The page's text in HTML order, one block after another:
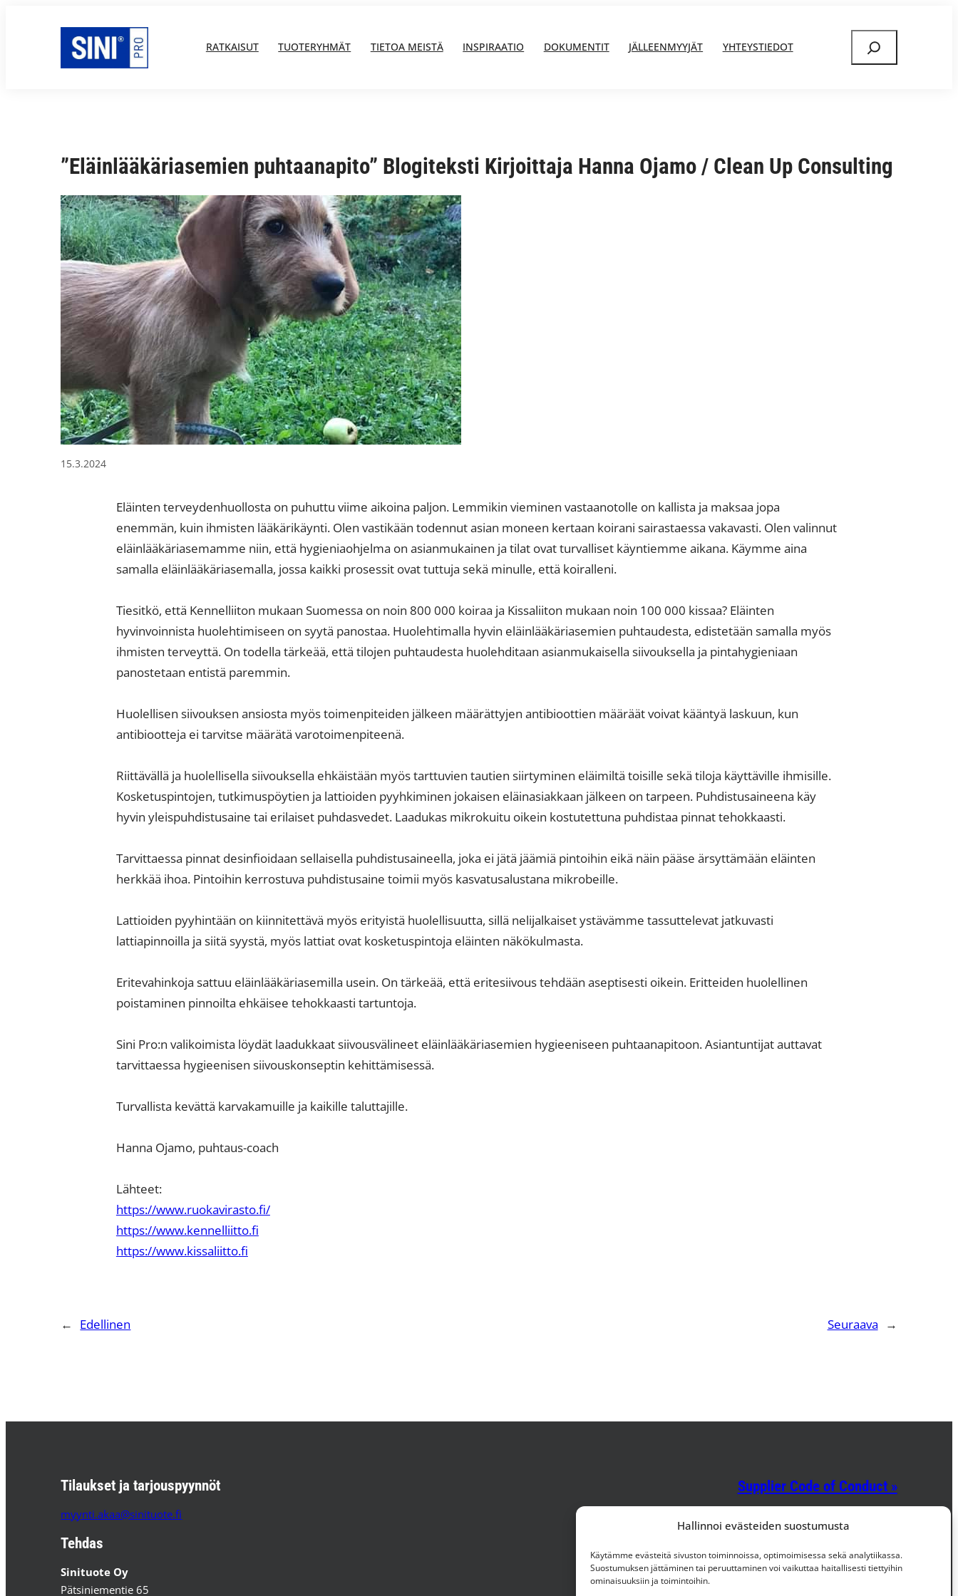
Hallinnoi evästeiden suostumusta
Käytämme evästeitä sivuston toiminnoissa, optimoimisessa sekä analytiikassa.
Suostumuksen jättäminen tai peruuttaminen voi vaikuttaa haitallisesti tiettyihin
ominaisuuksiin ja toimintoihin.
RATKAISUT TUOTERYHMÄT TIETOA MEISTÄ INSPIRAATIO DOKUMENTIT JÄLLEENMYYJÄT YHTEYSTIEDOT
”Eläinlääkäriasemien puhtaanapito” Blogiteksti Kirjoittaja Hanna Ojamo / Clean Up Consulting
15.3.2024
Eläinten terveydenhuollosta on puhuttu viime aikoina paljon. Lemmikin vieminen vastaanotolle on kallista ja maksaa jopa
enemmän, kuin ihmisten lääkärikäynti. Olen vastikään todennut asian moneen kertaan koirani sairastaessa vakavasti. Olen valinnut
eläinlääkäriasemamme niin, että hygieniaohjelma on asianmukainen ja tilat ovat turvalliset käyntiemme aikana. Käymme aina
samalla eläinlääkäriasemalla, jossa kaikki prosessit ovat tuttuja sekä minulle, että koiralleni.
Tiesitkö, että Kennelliiton mukaan Suomessa on noin 800 000 koiraa ja Kissaliiton mukaan noin 100 000 kissaa? Eläinten
hyvinvoinnista huolehtimiseen on syytä panostaa. Huolehtimalla hyvin eläinlääkäriasemien puhtaudesta, edistetään samalla myös
ihmisten terveyttä. On todella tärkeää, että tilojen puhtaudesta huolehditaan asianmukaisella siivouksella ja pintahygieniaan
panostetaan entistä paremmin.
Huolellisen siivouksen ansiosta myös toimenpiteiden jälkeen määrättyjen antibioottien määräät voivat kääntyä laskuun, kun
antibiootteja ei tarvitse määrätä varotoimenpiteenä.
Riittävällä ja huolellisella siivouksella ehkäistään myös tarttuvien tautien siirtyminen eläimiltä toisille sekä tiloja käyttäville ihmisille.
Kosketuspintojen, tutkimuspöytien ja lattioiden pyyhkiminen jokaisen eläinasiakkaan jälkeen on tarpeen. Puhdistusaineena käy
hyvin yleispuhdistusaine tai erilaiset puhdasvedet. Laadukas mikrokuitu oikein kostutettuna puhdistaa pinnat tehokkaasti.
Tarvittaessa pinnat desinfioidaan sellaisella puhdistusaineella, joka ei jätä jäämiä pintoihin eikä näin pääse ärsyttämään eläinten
herkkää ihoa. Pintoihin kerrostuva puhdistusaine toimii myös kasvatusalustana mikrobeille.
Lattioiden pyyhintään on kiinnitettävä myös erityistä huolellisuutta, sillä nelijalkaiset ystävämme tassuttelevat jatkuvasti
lattiapinnoilla ja siitä syystä, myös lattiat ovat kosketuspintoja eläinten näkökulmasta.
Eritevahinkoja sattuu eläinlääkäriasemilla usein. On tärkeää, että eritesiivous tehdään aseptisesti oikein. Eritteiden huolellinen
poistaminen pinnoilta ehkäisee tehokkaasti tartuntoja.
Sini Pro:n valikoimista löydät laadukkaat siivousvälineet eläinlääkäriasemien hygieeniseen puhtaanapitoon. Asiantuntijat auttavat
tarvittaessa hygieenisen siivouskonseptin kehittämisessä.
Turvallista kevättä karvakamuille ja kaikille taluttajille.
Hanna Ojamo, puhtaus-coach
Lähteet:
https://www.ruokavirasto.fi/
https://www.kennelliitto.fi
https://www.kissaliitto.fi
← Edellinen Seuraava →
Tilaukset ja tarjouspyynnöt
myynti.akaa@sinituote.fi
Tehdas
Sinituote Oy
Pätsiniementie 65
Supplier Code of Conduct »
Facebook Instagram